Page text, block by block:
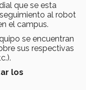
que se esta
al robot
el campus.
se encuentran
sus respectivas
los